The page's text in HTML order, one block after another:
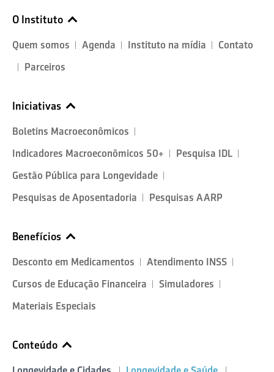
O Instituto
Quem somos Agenda Instituto na mídia
Contato
Parceiros
Iniciativas
Boletins Macroeconômicos
Indicadores Macroeconômicos 50+
Pesquisa IDL
Gestão Pública para Longevidade
Pesquisas de Aposentadoria
Pesquisas AARP
Benefícios
Desconto em Medicamentos
Atendimento INSS
Cursos de Educação Financeira
Simuladores
Materiais Especiais
Conteúdo